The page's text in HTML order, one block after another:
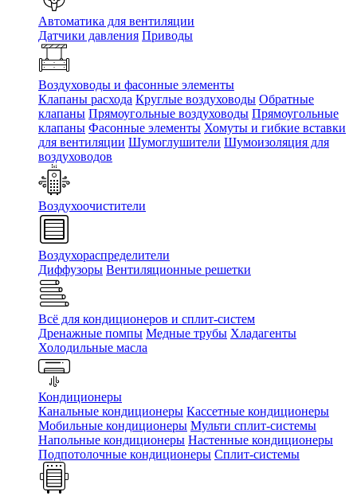
Автоматика для вентиляции
Датчики давления Приводы
Воздуховоды и фасонные элементы
Клапаны расхода Круглые воздуховоды Обратные
клапаны Прямоугольные воздуховоды Прямоугольные
клапаны Фасонные элементы Хомуты и гибкие вставки
для вентиляции Шумоглушители Шумоизоляция для
воздуховодов
Воздухоочистители
Воздухораспределители
Диффузоры Вентиляционные решетки
Всё для кондиционеров и сплит-систем
Дренажные помпы Медные трубы Хладагенты
Холодильные масла
Кондиционеры
Канальные кондиционеры Кассетные кондиционеры
Мобильные кондиционеры Мульти сплит-системы
Напольные кондиционеры Настенные кондиционеры
Подпотолочные кондиционеры Сплит-системы